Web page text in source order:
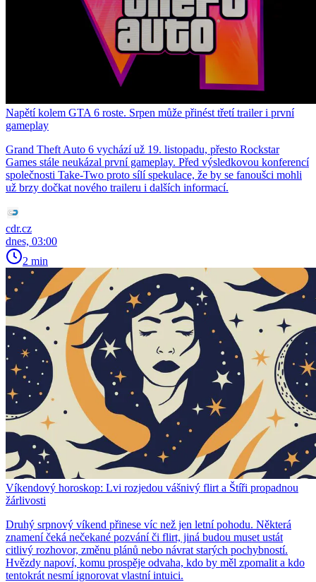
Napětí kolem GTA 6 roste. Srpen může přinést třetí trailer i první
gameplay
Grand Theft Auto 6 vychází už 19. listopadu, přesto Rockstar
Games stále neukázal první gameplay. Před výsledkovou konferencí
společnosti Take-Two proto sílí spekulace, že by se fanoušci mohli
už brzy dočkat nového traileru i dalších informací.
cdr.cz
dnes, 03:00
2 min
Víkendový horoskop: Lvi rozjedou vášnivý flirt a Štíři propadnou
žárlivosti
Druhý srpnový víkend přinese víc než jen letní pohodu. Některá
znamení čeká nečekané pozvání či flirt, jiná budou muset ustát
citlivý rozhovor, změnu plánů nebo návrat starých pochybností.
Hvězdy napoví, komu prospěje odvaha, kdo by měl zpomalit a kdo
tentokrát nesmí ignorovat vlastní intuici.